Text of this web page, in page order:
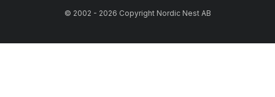
© 2002 - 2026 Copyright Nordic Nest AB